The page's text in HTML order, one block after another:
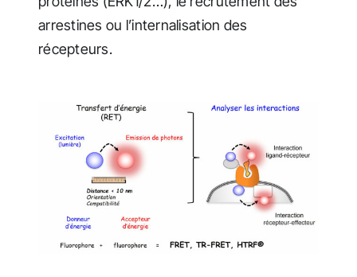
arrestines ou l’internalisation des
récepteurs.